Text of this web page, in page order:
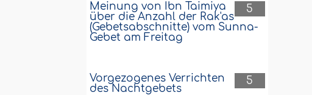
5
Meinung von Ibn Taimiya
über die Anzahl der Rak'as
(Gebetsabschnitte) vom Sunna-
Gebet am Freitag
5
Vorgezogenes Verrichten
des Nachtgebets